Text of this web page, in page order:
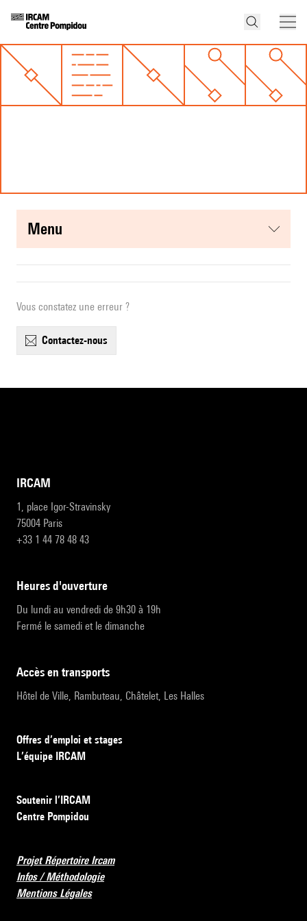
menu
Vous constatez une erreur ?
contactez-nous
IRCAM
1, place Igor-Stravinsky
75004 Paris
+33 1 44 78 48 43
heures d'ouverture
Du lundi au vendredi de 9h30 à 19h
Fermé le samedi et le dimanche
accès en transports
Hôtel de Ville, Rambuteau, Châtelet, Les Halles
Offres d’emploi et stages
L’équipe IRCAM
Soutenir l’IRCAM
Centre Pompidou
Projet Répertoire Ircam
Infos / Méthodologie
Mentions Légales